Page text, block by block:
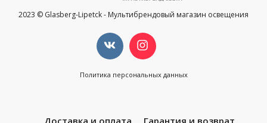
2023 © Glasberg-Lipetck - Мультибрендовый магазин освещения
Политика персональных данных